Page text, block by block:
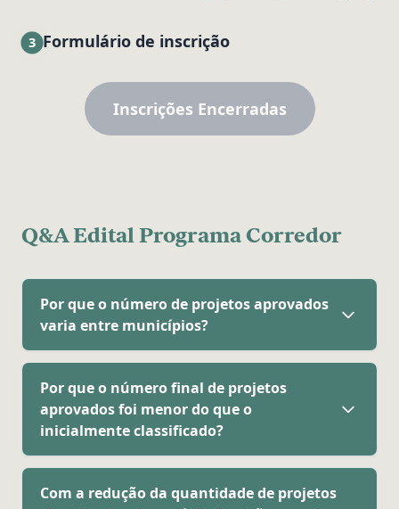
3 Formulário de inscrição
Inscrições Encerradas
Q&A Edital Programa Corredor
Por que o número de projetos aprovados
varia entre municípios?
Por que o número final de projetos
aprovados foi menor do que o
inicialmente classificado?
Com a redução da quantidade de projetos